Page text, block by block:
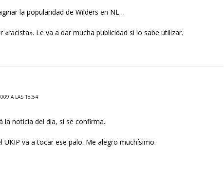
la popularidad de Wilders en NL…
«racista». Le va a dar mucha publicidad si lo sabe utilizar.
A LAS 18:54
la noticia del día, si se confirma.
va a tocar ese palo. Me alegro muchísimo.